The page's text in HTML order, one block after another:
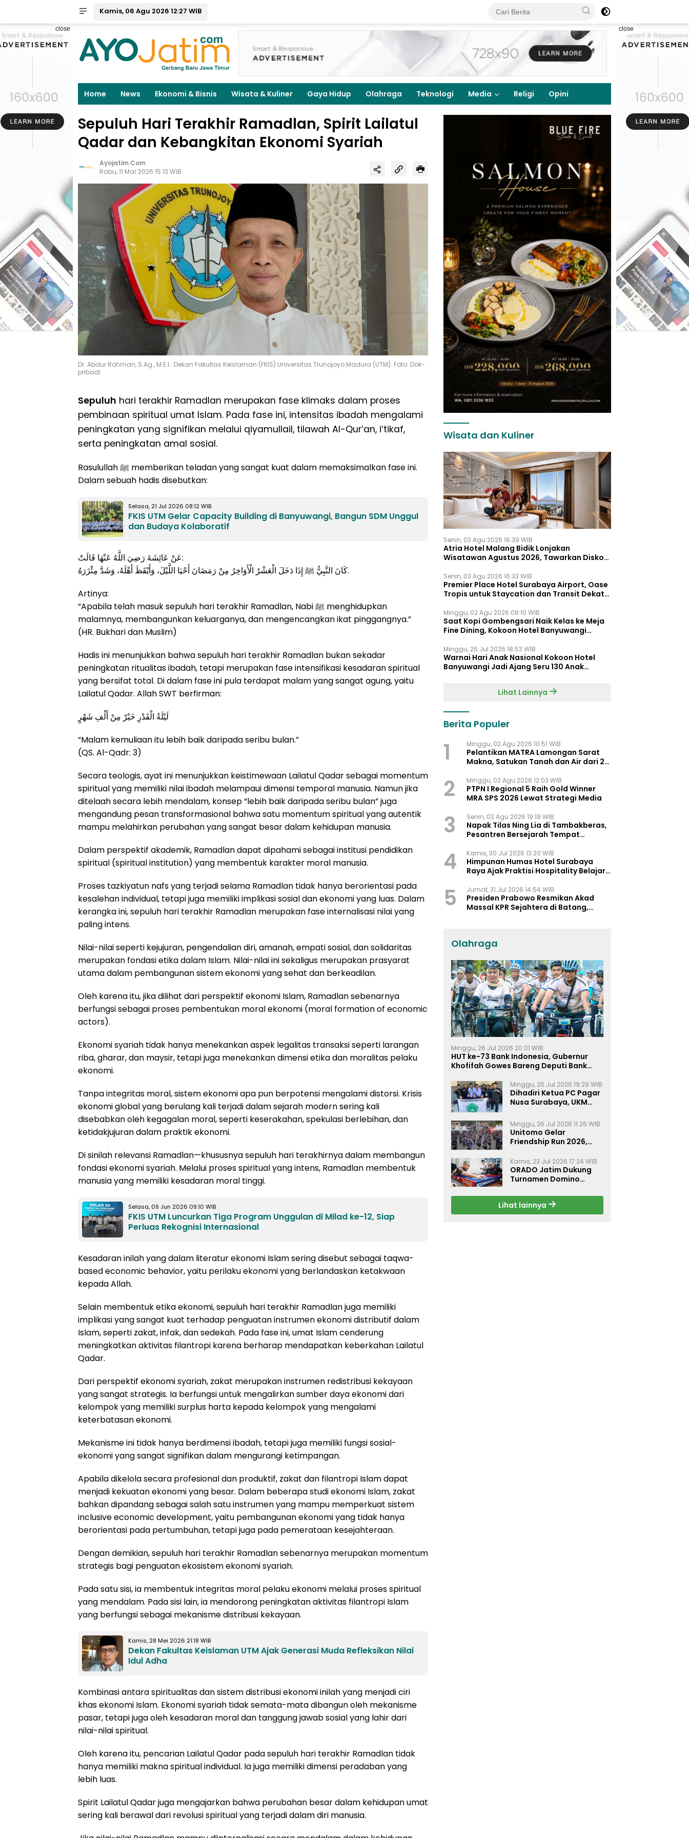
Kamis, 06 Agu 2026 12:27 WIB
close close
Home News Ekonomi & Bisnis Wisata & Kuliner Gaya Hidup Olahraga Teknologi Media Religi Opini
Sepuluh Hari Terakhir Ramadlan, Spirit Lailatul
Qadar dan Kebangkitan Ekonomi Syariah
Ayojatim.com
Rabu, 11 Mar 2026 15:13 WIB
Dr. Abdur Rohman, S.Ag., M.E.I.. Dekan Fakultas Keislaman (FKIS) Universitas Trunojoyo Madura (UTM). Foto: Dok-
pribadi
Sepuluh hari terakhir Ramadlan merupakan fase klimaks dalam proses
pembinaan spiritual umat Islam. Pada fase ini, intensitas ibadah mengalami
peningkatan yang signifikan melalui qiyamullail, tilawah Al-Qur’an, i‘tikaf,
serta peningkatan amal sosial.
Rasulullah ﷺ memberikan teladan yang sangat kuat dalam memaksimalkan fase ini.
Dalam sebuah hadis disebutkan:
Selasa, 21 Jul 2026 08:12 WIB
FKIS UTM Gelar Capacity Building di Banyuwangi, Bangun SDM Unggul
dan Budaya Kolaboratif
عَنْ عَائِشَةَ رَضِيَ اللَّهُ عَنْهَا قَالَتْ:
كَانَ النَّبِيُّ ﷺ إِذَا دَخَلَ الْعَشْرُ الْأَوَاخِرُ مِنْ رَمَضَانَ أَحْيَا اللَّيْلَ، وَأَيْقَظَ أَهْلَهُ، وَشَدَّ مِئْزَرَهُ.
Artinya:
“Apabila telah masuk sepuluh hari terakhir Ramadlan, Nabi ﷺ menghidupkan
malamnya, membangunkan keluarganya, dan mengencangkan ikat pinggangnya.”
(HR. Bukhari dan Muslim)
Hadis ini menunjukkan bahwa sepuluh hari terakhir Ramadlan bukan sekadar
peningkatan ritualitas ibadah, tetapi merupakan fase intensifikasi kesadaran spiritual
yang bersifat total. Di dalam fase ini pula terdapat malam yang sangat agung, yaitu
Lailatul Qadar. Allah SWT berfirman:
لَيْلَةُ الْقَدْرِ خَيْرٌ مِنْ أَلْفِ شَهْرٍ
“Malam kemuliaan itu lebih baik daripada seribu bulan.”
(QS. Al-Qadr: 3)
Secara teologis, ayat ini menunjukkan keistimewaan Lailatul Qadar sebagai momentum
spiritual yang memiliki nilai ibadah melampaui dimensi temporal manusia. Namun jika
ditelaah secara lebih mendalam, konsep “lebih baik daripada seribu bulan” juga
mengandung pesan transformasional bahwa satu momentum spiritual yang autentik
mampu melahirkan perubahan yang sangat besar dalam kehidupan manusia.
Dalam perspektif akademik, Ramadlan dapat dipahami sebagai institusi pendidikan
spiritual (spiritual institution) yang membentuk karakter moral manusia.
Proses tazkiyatun nafs yang terjadi selama Ramadlan tidak hanya berorientasi pada
kesalehan individual, tetapi juga memiliki implikasi sosial dan ekonomi yang luas. Dalam
kerangka ini, sepuluh hari terakhir Ramadlan merupakan fase internalisasi nilai yang
paling intens.
Nilai-nilai seperti kejujuran, pengendalian diri, amanah, empati sosial, dan solidaritas
merupakan fondasi etika dalam Islam. Nilai-nilai ini sekaligus merupakan prasyarat
utama dalam pembangunan sistem ekonomi yang sehat dan berkeadilan.
Oleh karena itu, jika dilihat dari perspektif ekonomi Islam, Ramadlan sebenarnya
berfungsi sebagai proses pembentukan moral ekonomi (moral formation of economic
actors).
Ekonomi syariah tidak hanya menekankan aspek legalitas transaksi seperti larangan
riba, gharar, dan maysir, tetapi juga menekankan dimensi etika dan moralitas pelaku
ekonomi.
Tanpa integritas moral, sistem ekonomi apa pun berpotensi mengalami distorsi. Krisis
ekonomi global yang berulang kali terjadi dalam sejarah modern sering kali
disebabkan oleh kegagalan moral, seperti keserakahan, spekulasi berlebihan, dan
ketidakjujuran dalam praktik ekonomi.
Di sinilah relevansi Ramadlan—khususnya sepuluh hari terakhirnya dalam membangun
fondasi ekonomi syariah. Melalui proses spiritual yang intens, Ramadlan membentuk
manusia yang memiliki kesadaran moral tinggi.
Selasa, 09 Jun 2026 09:10 WIB
FKIS UTM Luncurkan Tiga Program Unggulan di Milad ke-12, Siap
Perluas Rekognisi Internasional
Kesadaran inilah yang dalam literatur ekonomi Islam sering disebut sebagai taqwa-
based economic behavior, yaitu perilaku ekonomi yang berlandaskan ketakwaan
kepada Allah.
Selain membentuk etika ekonomi, sepuluh hari terakhir Ramadlan juga memiliki
implikasi yang sangat kuat terhadap penguatan instrumen ekonomi distributif dalam
Islam, seperti zakat, infak, dan sedekah. Pada fase ini, umat Islam cenderung
meningkatkan aktivitas filantropi karena berharap mendapatkan keberkahan Lailatul
Qadar.
Dari perspektif ekonomi syariah, zakat merupakan instrumen redistribusi kekayaan
yang sangat strategis. Ia berfungsi untuk mengalirkan sumber daya ekonomi dari
kelompok yang memiliki surplus harta kepada kelompok yang mengalami
keterbatasan ekonomi.
Mekanisme ini tidak hanya berdimensi ibadah, tetapi juga memiliki fungsi sosial-
ekonomi yang sangat signifikan dalam mengurangi ketimpangan.
Apabila dikelola secara profesional dan produktif, zakat dan filantropi Islam dapat
menjadi kekuatan ekonomi yang besar. Dalam beberapa studi ekonomi Islam, zakat
bahkan dipandang sebagai salah satu instrumen yang mampu memperkuat sistem
inclusive economic development, yaitu pembangunan ekonomi yang tidak hanya
berorientasi pada pertumbuhan, tetapi juga pada pemerataan kesejahteraan.
Dengan demikian, sepuluh hari terakhir Ramadlan sebenarnya merupakan momentum
strategis bagi penguatan ekosistem ekonomi syariah.
Pada satu sisi, ia membentuk integritas moral pelaku ekonomi melalui proses spiritual
yang mendalam. Pada sisi lain, ia mendorong peningkatan aktivitas filantropi Islam
yang berfungsi sebagai mekanisme distribusi kekayaan.
Kamis, 28 Mei 2026 21:18 WIB
Dekan Fakultas Keislaman UTM Ajak Generasi Muda Refleksikan Nilai
Idul Adha
Kombinasi antara spiritualitas dan sistem distribusi ekonomi inilah yang menjadi ciri
khas ekonomi Islam. Ekonomi syariah tidak semata-mata dibangun oleh mekanisme
pasar, tetapi juga oleh kesadaran moral dan tanggung jawab sosial yang lahir dari
nilai-nilai spiritual.
Oleh karena itu, pencarian Lailatul Qadar pada sepuluh hari terakhir Ramadlan tidak
hanya memiliki makna spiritual individual. Ia juga memiliki dimensi peradaban yang
lebih luas.
Spirit Lailatul Qadar juga mengajarkan bahwa perubahan besar dalam kehidupan umat
sering kali berawal dari revolusi spiritual yang terjadi dalam diri manusia.
Wisata dan Kuliner
Senin, 03 Agu 2026 16:39 WIB
Atria Hotel Malang Bidik Lonjakan
Wisatawan Agustus 2026, Tawarkan Diskon
Senin, 03 Agu 2026 16:33 WIB
Premier Place Hotel Surabaya Airport, Oase
Tropis untuk Staycation dan Transit Dekat
Minggu, 02 Agu 2026 08:10 WIB
Saat Kopi Gombengsari Naik Kelas ke Meja
Fine Dining, Kokoon Hotel Banyuwangi
Minggu, 26 Jul 2026 18:53 WIB
Warnai Hari Anak Nasional Kokoon Hotel
Banyuwangi Jadi Ajang Seru 130 Anak
Lihat Lainnya
Berita Populer
1 Minggu, 02 Agu 2026 10:51 WIB
Pelantikan MATRA Lamongan Sarat
Makna, Satukan Tanah dan Air dari 27
2 Minggu, 02 Agu 2026 12:03 WIB
PTPN I Regional 5 Raih Gold Winner
MRA SPS 2026 Lewat Strategi Media
3 Senin, 03 Agu 2026 19:19 WIB
Napak Tilas Ning Lia di Tambakberas,
Pesantren Bersejarah Tempat
4 Kamis, 30 Jul 2026 13:20 WIB
Himpunan Humas Hotel Surabaya
Raya Ajak Praktisi Hospitality Belajar
5 Jumat, 31 Jul 2026 14:54 WIB
Presiden Prabowo Resmikan Akad
Massal KPR Sejahtera di Batang,
Olahraga
Minggu, 26 Jul 2026 20:01 WIB
HUT ke-73 Bank Indonesia, Gubernur
Khofifah Gowes Bareng Deputi Bank
Minggu, 26 Jul 2026 19:29 WIB
Dihadiri Ketua PC Pagar
Nusa Surabaya, UKM
Sahkan Anggota Baru
Minggu, 26 Jul 2026 11:26 WIB
Unitomo Gelar
Friendship Run 2026,
Sehat di Surabaya
Kamis, 23 Jul 2026 17:24 WIB
ORADO Jatim Dukung
Turnamen Domino
2026 di Surabaya
Lihat lainnya